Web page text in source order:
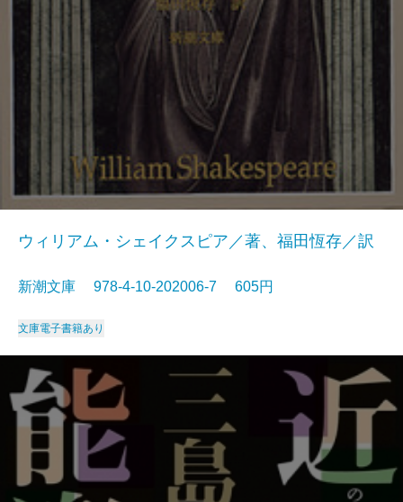
ウィリアム・シェイクスピア／著、福田恆存／訳
新潮文庫 978-4-10-202006-7 605円
文庫電子書籍あり